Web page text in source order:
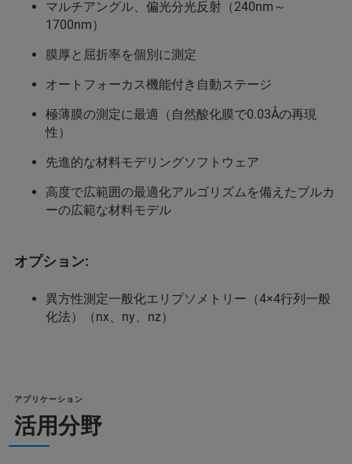
マルチアングル、偏光分光反射（240nm～
1700nm）
膜厚と屈折率を個別に測定
オートフォーカス機能付き自動ステージ
極薄膜の測定に最適（自然酸化膜で0.03Åの再現
性）
先進的な材料モデリングソフトウェア
高度で広範囲の最適化アルゴリズムを備えたブルカ
ーの広範な材料モデル
オプション:
異方性測定一般化エリプソメトリー（4×4行列一般
化法）（nx、ny、nz）
アプリケーション
活用分野